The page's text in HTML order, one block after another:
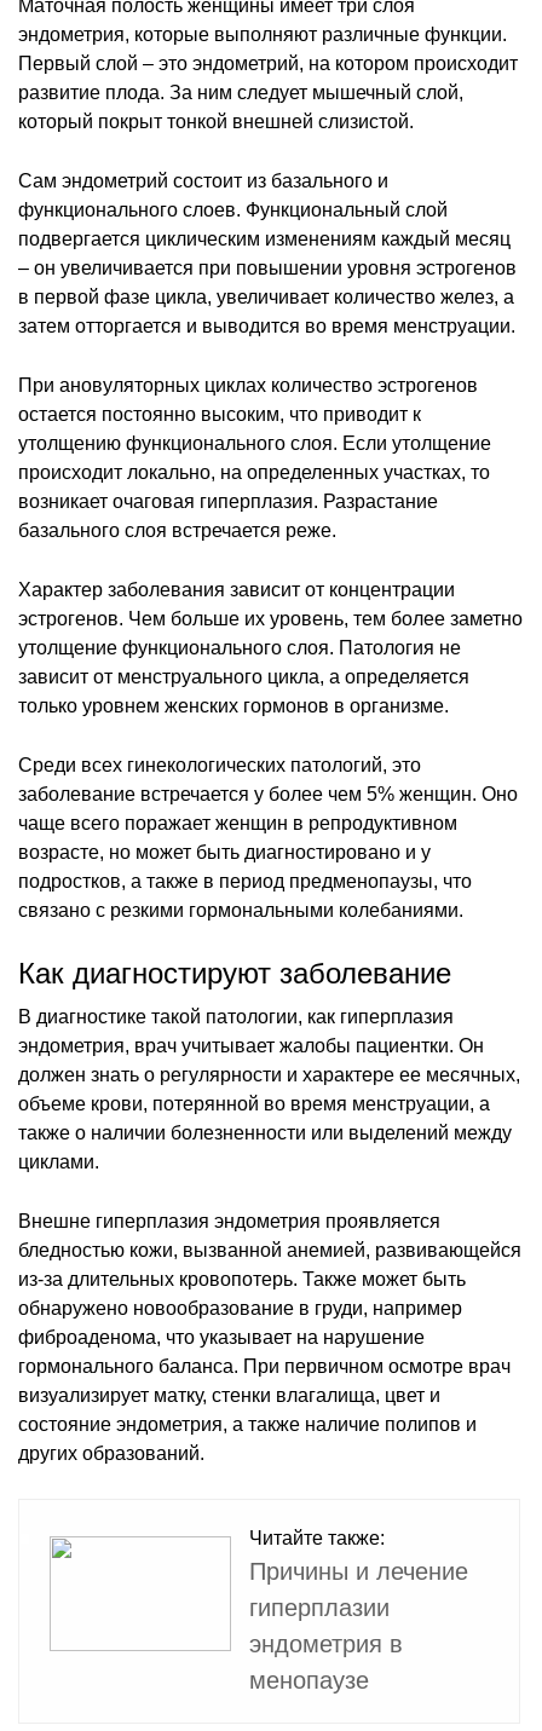
Маточная полость женщины имеет три слоя
эндометрия, которые выполняют различные функции.
Первый слой – это эндометрий, на котором происходит
развитие плода. За ним следует мышечный слой,
который покрыт тонкой внешней слизистой.
Сам эндометрий состоит из базального и
функционального слоев. Функциональный слой
подвергается циклическим изменениям каждый месяц
– он увеличивается при повышении уровня эстрогенов
в первой фазе цикла, увеличивает количество желез, а
затем отторгается и выводится во время менструации.
При ановуляторных циклах количество эстрогенов
остается постоянно высоким, что приводит к
утолщению функционального слоя. Если утолщение
происходит локально, на определенных участках, то
возникает очаговая гиперплазия. Разрастание
базального слоя встречается реже.
Характер заболевания зависит от концентрации
эстрогенов. Чем больше их уровень, тем более заметно
утолщение функционального слоя. Патология не
зависит от менструального цикла, а определяется
только уровнем женских гормонов в организме.
Среди всех гинекологических патологий, это
заболевание встречается у более чем 5% женщин. Оно
чаще всего поражает женщин в репродуктивном
возрасте, но может быть диагностировано и у
подростков, а также в период предменопаузы, что
связано с резкими гормональными колебаниями.
Как диагностируют заболевание
В диагностике такой патологии, как гиперплазия
эндометрия, врач учитывает жалобы пациентки. Он
должен знать о регулярности и характере ее месячных,
объеме крови, потерянной во время менструации, а
также о наличии болезненности или выделений между
циклами.
Внешне гиперплазия эндометрия проявляется
бледностью кожи, вызванной анемией, развивающейся
из-за длительных кровопотерь. Также может быть
обнаружено новообразование в груди, например
фиброаденома, что указывает на нарушение
гормонального баланса. При первичном осмотре врач
визуализирует матку, стенки влагалища, цвет и
состояние эндометрия, а также наличие полипов и
других образований.
Читайте также:
Причины и лечение
гиперплазии
эндометрия в
менопаузе